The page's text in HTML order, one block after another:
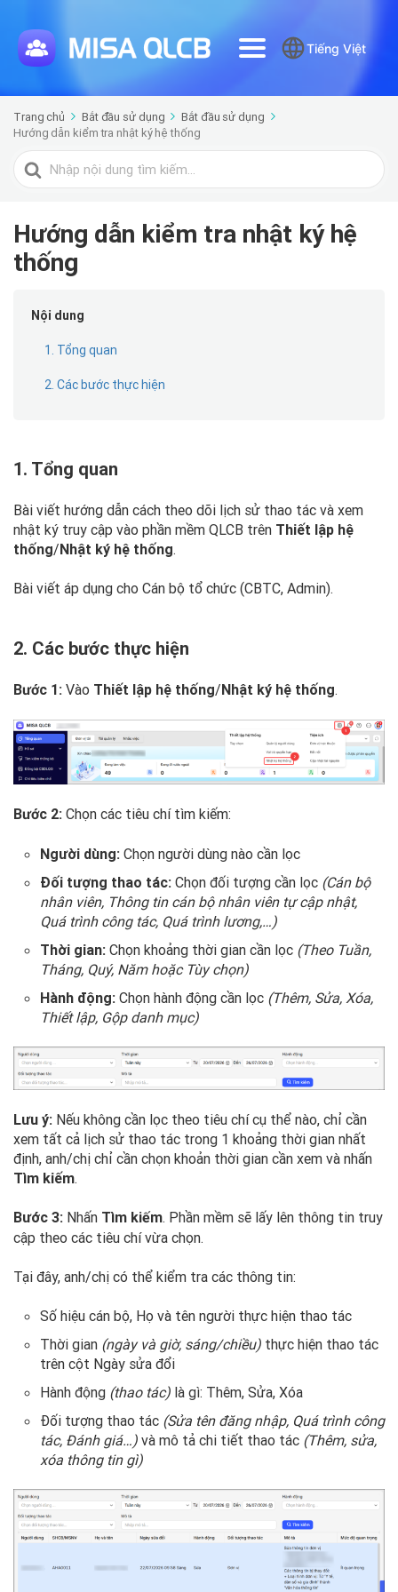
Tiếng Việt
Trang chủ Bắt đầu sử dụng
Bắt đầu sử dụng
Hướng dẫn kiểm tra nhật ký hệ thống
Tìm
kiếm
Hướng dẫn kiểm tra nhật ký hệ
thống
Nội dung
1. Tổng quan
2. Các bước thực hiện
1. Tổng quan
Bài viết hướng dẫn cách theo dõi lịch sử thao tác và xem
nhật ký truy cập vào phần mềm QLCB trên Thiết lập hệ
thống/Nhật ký hệ thống.
Bài viết áp dụng cho Cán bộ tổ chức (CBTC, Admin).
2. Các bước thực hiện
Bước 1: Vào Thiết lập hệ thống/Nhật ký hệ thống.
Bước 2: Chọn các tiêu chí tìm kiếm:
Người dùng: Chọn người dùng nào cần lọc
Đối tượng thao tác: Chọn đối tượng cần lọc (Cán bộ
nhân viên, Thông tin cán bộ nhân viên tự cập nhật,
Quá trình công tác, Quá trình lương,…)
Thời gian: Chọn khoảng thời gian cần lọc (Theo Tuần,
Tháng, Quý, Năm hoặc Tùy chọn)
Hành động: Chọn hành động cần lọc (Thêm, Sửa, Xóa,
Thiết lập, Gộp danh mục)
Lưu ý: Nếu không cần lọc theo tiêu chí cụ thể nào, chỉ cần
xem tất cả lịch sử thao tác trong 1 khoảng thời gian nhất
định, anh/chị chỉ cần chọn khoản thời gian cần xem và nhấn
Tìm kiếm.
Bước 3: Nhấn Tìm kiếm. Phần mềm sẽ lấy lên thông tin truy
cập theo các tiêu chí vừa chọn.
Tại đây, anh/chị có thể kiểm tra các thông tin:
Số hiệu cán bộ, Họ và tên người thực hiện thao tác
Thời gian (ngày và giờ, sáng/chiều) thực hiện thao tác
trên cột Ngày sửa đổi
Hành động (thao tác) là gì: Thêm, Sửa, Xóa
Đối tượng thao tác (Sửa tên đăng nhập, Quá trình công
tác, Đánh giá…) và mô tả chi tiết thao tác (Thêm, sửa,
xóa thông tin gì)